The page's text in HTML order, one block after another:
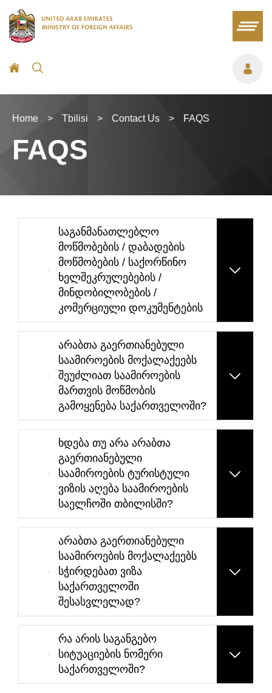
Home > Tbilisi > Contact Us > FAQS
FAQS
საგანმანათლებლო
მოწმობების / დაბადების
მოწმობების / საქორწინო
ხელშეკრულებების /
მინდობილობების /
კომერციული დოკუმენტების
არაბთა გაერთიანებული
საამიროების მოქალაქეებს
შეუძლიათ საამიროების
მართვის მოწმობის
გამოყენება საქართველოში?
ხდება თუ არა არაბთა
გაერთიანებული
საამიროების ტურისტული
ვიზის აღება საამიროების
საელჩოში თბილისში?
არაბთა გაერთიანებული
საამიროების მოქალაქეებს
სჭირდებათ ვიზა
საქართველოში
შესასვლელად?
რა არის საგანგებო
სიტუაციების ნომერი
საქართველოში?